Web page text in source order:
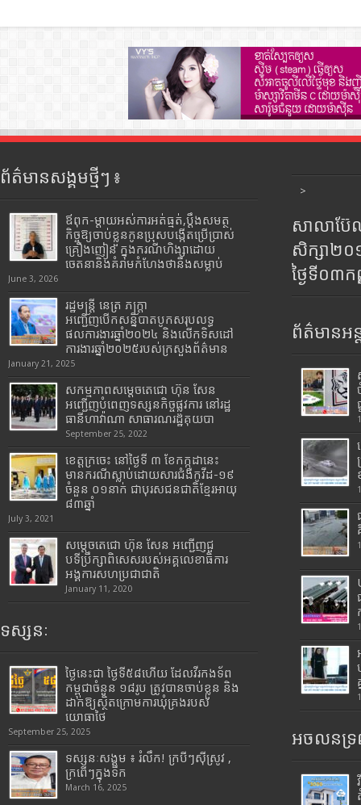
ព័ត៌មានសង្គមថ្មីៗ ៖
ឪពុក-ម្ដាយអស់ការអត់ធ្មត់,ប្ដឹងសមត្ថ
កិច្ចឱ្យចាប់ខ្លួនកូនប្រុសបង្កើតប្រើប្រាស់
គ្រឿងញៀន ក្នុងករណីហិង្សាដោយ
ចេតនានិងគំរាមកំហែងថានឹងសម្លាប់
June 3, 2026
រដ្ឋមន្រ្តី​ នេត្រ​ ភក្ត្រា​
អញ្ជើញបើកសន្និបាតបូកសរុបលទ្ធ
ផលការងារឆ្នាំ២០២៤ និងលើកទិសដៅ
ការងារឆ្នាំ២០២៥របស់​ក្រសួង​ព័ត៌មាន​
January 21, 2025
សកម្មភាពសម្តេចតេជោ ហ៊ុន សែន
អញ្ជើញបំពេញទស្សនកិច្ចផ្លូវការ នៅរដ្ឋ
ធានីហាវ៉ាណា សាធារណរដ្ឋគុយបា
September 25, 2022
ខេត្តក្រចេះ នៅថ្ងៃទី ៣ ខែកក្កដានេះ
មានករណីស្លាប់ដោយសារជំងឺកូវីដ-១៩
ចំនួន ០១នាក់ ជាបុរសជនជាតិខ្មែរអាយុ
៨៣ឆ្នាំ
July 3, 2021
សម្តេចតេជោ ហ៊ុន សែន អញ្ជើញជួ
បទីប្រឹក្សាពិសេសរបស់អគ្គលេខាធិការ
អង្គការសហប្រជាជាតិ
January 11, 2020
ទស្សនៈ
ថ្ងៃនេះជា ថ្ងៃទី៥៨ហើយ ដែលវីរកងទ័ព
កម្ពុជាចំនួន ១៨រូប ត្រូវបានចាប់ខ្លួន និង
ដាក់ឱ្យស្ថិតក្រោមការឃុំគ្រងរបស់
យោធាថៃ
September 25, 2025
ទស្សនៈសង្គម ៖ រំលឹក! ក្របីៗស៊ីស្រូវ ,
ក្រពើៗក្នុងទឹក
March 16, 2025
>
សាលាប៊ែ
សិក្សា២
ថ្ងៃទី០៣
ព័ត៌មានអន្
អចលនទ្រ